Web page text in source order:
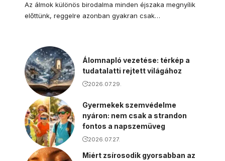
Az álmok különös birodalma minden éjszaka megnyílik
előttünk, reggelre azonban gyakran csak…
Álomnapló vezetése: térkép a
tudatalatti rejtett világához
2026.07.29.
Gyermekek szemvédelme
nyáron: nem csak a strandon
fontos a napszemüveg
2026.07.27.
Miért zsírosodik gyorsabban az